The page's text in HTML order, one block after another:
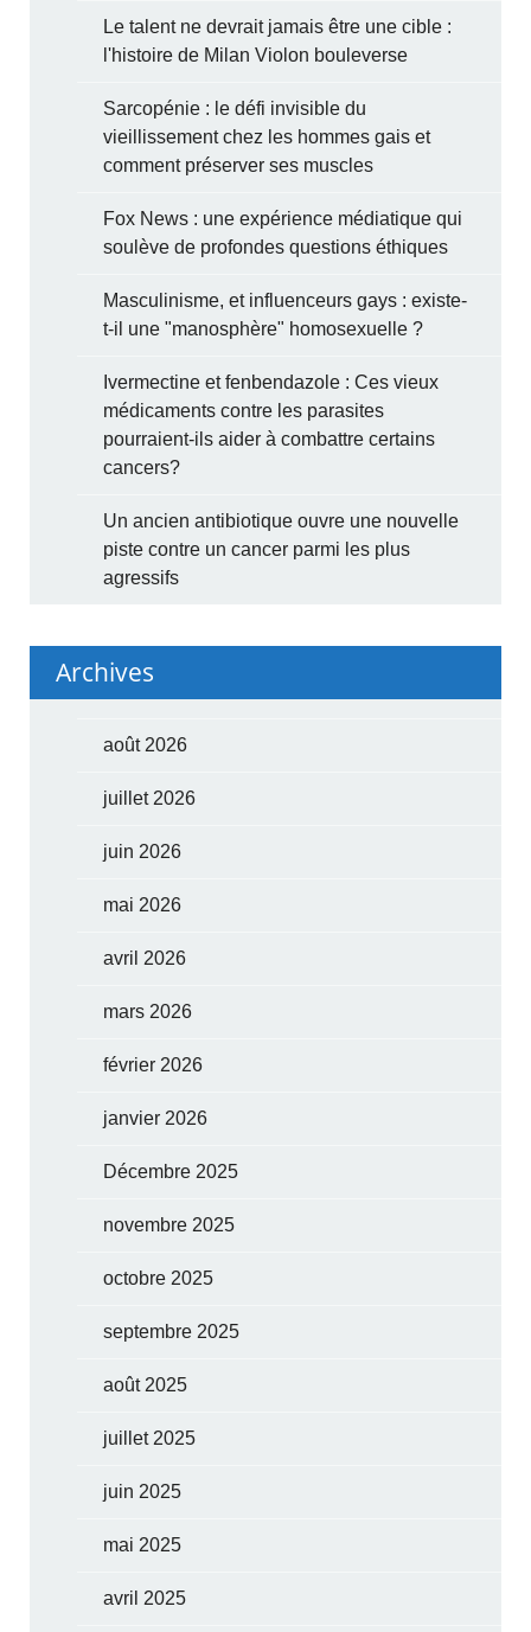
Le talent ne devrait jamais être une cible :
l'histoire de Milan Violon bouleverse
Sarcopénie : le défi invisible du
vieillissement chez les hommes gais et
comment préserver ses muscles
Fox News : une expérience médiatique qui
soulève de profondes questions éthiques
Masculinisme, et influenceurs gays : existe-
t-il une "manosphère" homosexuelle ?
Ivermectine et fenbendazole : Ces vieux
médicaments contre les parasites
pourraient-ils aider à combattre certains
cancers?
Un ancien antibiotique ouvre une nouvelle
piste contre un cancer parmi les plus
agressifs
Archives
août 2026
juillet 2026
juin 2026
mai 2026
avril 2026
mars 2026
février 2026
janvier 2026
Décembre 2025
novembre 2025
octobre 2025
septembre 2025
août 2025
juillet 2025
juin 2025
mai 2025
avril 2025